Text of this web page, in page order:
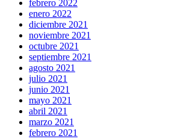
febrero 2022
enero 2022
diciembre 2021
noviembre 2021
octubre 2021
septiembre 2021
agosto 2021
julio 2021
junio 2021
mayo 2021
abril 2021
marzo 2021
febrero 2021